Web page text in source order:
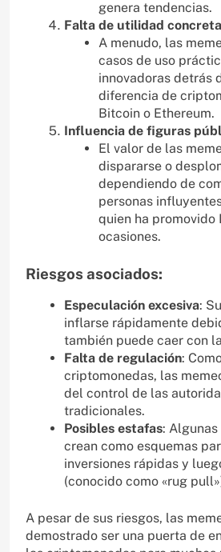
genera tendencias.
Falta de utilidad concreta
A menudo, las
casos de uso
innovadoras detrás
diferencia de
Bitcoin o Ethereum.
Influencia de figuras
El valor de las
dispararse o
dependiendo de
personas
quien ha promovido
ocasiones.
Riesgos asociados:
Especulación excesiva:
inflarse rápidamente
también puede caer con
Falta de regulación:
criptomonedas, las
del control de las
tradicionales.
Posibles estafas:
crean como esquemas
inversiones rápidas y
(conocido como «rug
A pesar de sus riesgos, las
demostrado ser una puerta de